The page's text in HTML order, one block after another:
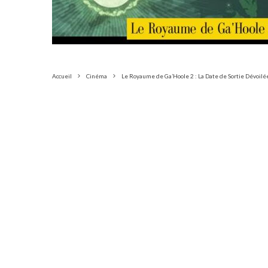
Accueil Cinéma Le Royaume de Ga’Hoole 2 : La Date de Sortie